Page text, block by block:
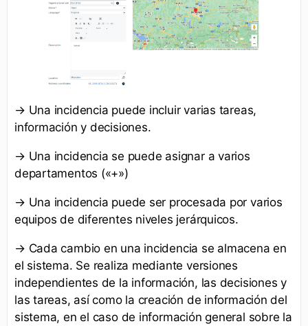
→ Una incidencia puede incluir varias tareas,
información y decisiones.
→ Una incidencia se puede asignar a varios
departamentos («+»)
→ Una incidencia puede ser procesada por varios
equipos de diferentes niveles jerárquicos.
→ Cada cambio en una incidencia se almacena en
el sistema. Se realiza mediante versiones
independientes de la información, las decisiones y
las tareas, así como la creación de información del
sistema, en el caso de información general sobre la